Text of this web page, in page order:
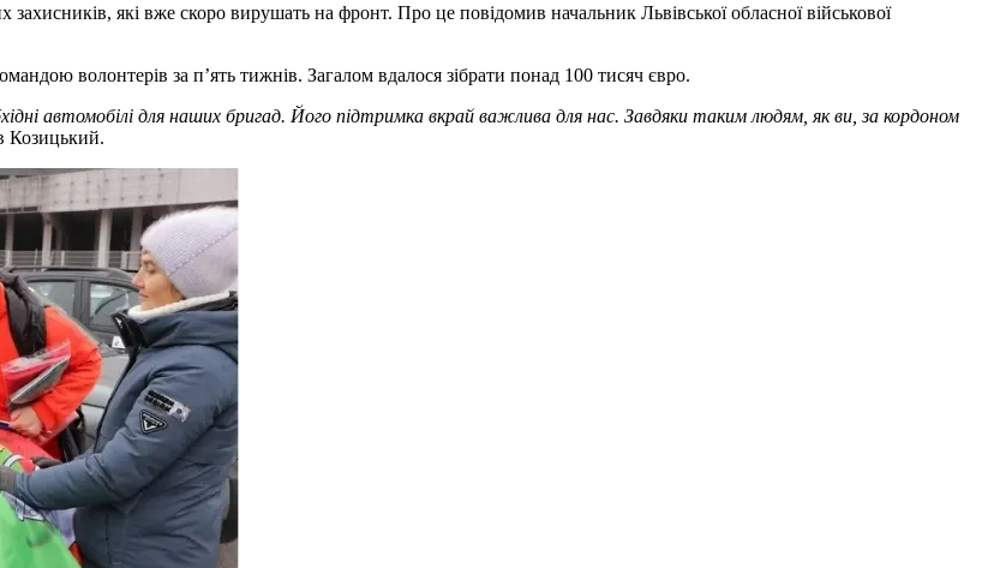
які вже скоро вирушать на фронт. Про це повідомив начальник Львівської обласної військової
волонтерів за п’ять тижнів. Загалом вдалося зібрати понад 100 тисяч євро.
автомобілі для наших бригад. Його підтримка вкрай важлива для нас. Завдяки таким людям, як ви, за кордоном
Козицький.